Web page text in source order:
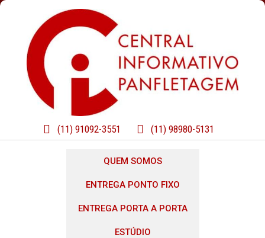
(11) 91092-3551 (11) 98980-5131
QUEM SOMOS
ENTREGA PONTO FIXO
ENTREGA PORTA A PORTA
ESTÚDIO